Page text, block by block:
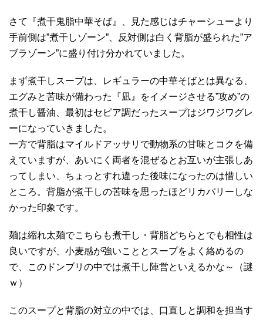
さて『煮干鬼脂中華そば』、見た感じはチャーシューより
手前側は”煮干しゾーン”、反対側は白く背脂が盛られた”ア
ブラゾーン”に盛り付け分かれていました。
まず煮干しスープは、レギュラーの中華そばとは異なる、
エグみと苦味が備わった『凪』をイメージさせる”攻め”の
煮干し醤油、最初はセピア調だったスープはジワジワグレ
ーになっていきました。
一方で背脂はマイルドアッサリで動物系の甘味とコクを備
えていますが、あいにく両者を混ぜるとお互いが主張しあ
ってしまい、ちょっとすれ違った後味になったのは惜しい
ところ。背脂が煮干しの苦味を思ったほどリカバリーしな
かった印象です。
麺は縮れ太麺でこちらも煮干し・背脂どちらとでも相性は
良いですが、小麦感が強いこととスープをよく絡めるの
で、このドンブリの中では煮干し陣営といえるかな～（謎
ｗ）
このスープと背脂の対立の中では、口直しと調和を担当す